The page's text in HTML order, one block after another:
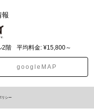
報
2階 平均料金: ¥15,800～
googleMAP
リシー